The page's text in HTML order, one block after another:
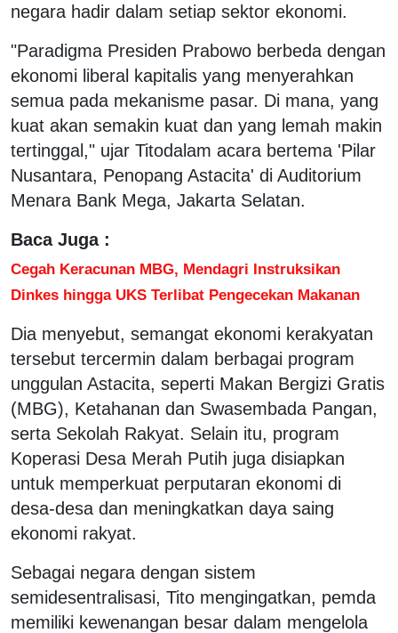
negara hadir dalam setiap sektor ekonomi.
"Paradigma Presiden Prabowo berbeda dengan
ekonomi liberal kapitalis yang menyerahkan
semua pada mekanisme pasar. Di mana, yang
kuat akan semakin kuat dan yang lemah makin
tertinggal," ujar Titodalam acara bertema 'Pilar
Nusantara, Penopang Astacita' di Auditorium
Menara Bank Mega, Jakarta Selatan.
Baca Juga :
Cegah Keracunan MBG, Mendagri Instruksikan
Dinkes hingga UKS Terlibat Pengecekan Makanan
Dia menyebut, semangat ekonomi kerakyatan
tersebut tercermin dalam berbagai program
unggulan Astacita, seperti Makan Bergizi Gratis
(MBG), Ketahanan dan Swasembada Pangan,
serta Sekolah Rakyat. Selain itu, program
Koperasi Desa Merah Putih juga disiapkan
untuk memperkuat perputaran ekonomi di
desa-desa dan meningkatkan daya saing
ekonomi rakyat.
Sebagai negara dengan sistem
semidesentralisasi, Tito mengingatkan, pemda
memiliki kewenangan besar dalam mengelola